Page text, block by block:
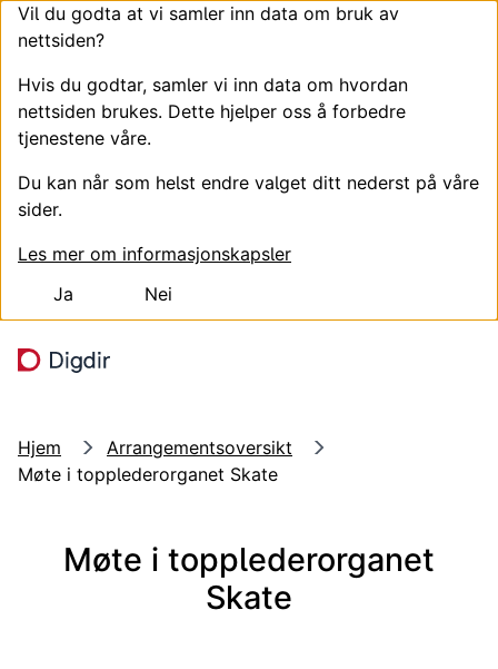
Vil du godta at vi samler inn data om bruk av
nettsiden?
Hvis du godtar, samler vi inn data om hvordan
nettsiden brukes. Dette hjelper oss å forbedre
tjenestene våre.
Du kan når som helst endre valget ditt nederst på våre
sider.
Les mer om informasjonskapsler
Ja
Nei
Hjem
Arrangementsoversikt
Møte i topplederorganet Skate
Møte i topplederorganet
Skate